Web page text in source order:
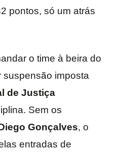
pontos, só um atrás
o time à beira do
suspensão imposta
de Justiça
Sem os
Gonçalves, o
entradas de